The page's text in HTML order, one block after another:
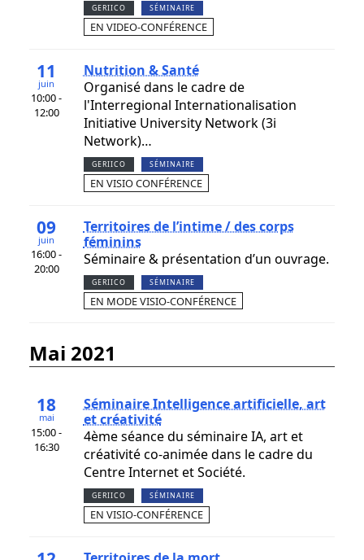
GERIICO SÉMINAIRE
EN VIDEO-CONFÉRENCE
11
juin
10:00 -
12:00
Nutrition & Santé
Organisé dans le cadre de
l'Interregional Internationalisation
Initiative University Network (3i
Network)…
GERIICO SÉMINAIRE
EN VISIO CONFÉRENCE
09
juin
16:00 -
20:00
Territoires de l’intime / des corps
féminins
Séminaire & présentation d’un ouvrage.
GERIICO SÉMINAIRE
EN MODE VISIO-CONFÉRENCE
mai 2021
18
mai
15:00 -
16:30
Séminaire Intelligence artificielle, art
et créativité
4ème séance du séminaire IA, art et
créativité co-animée dans le cadre du
Centre Internet et Société.
GERIICO SÉMINAIRE
EN VISIO-CONFÉRENCE